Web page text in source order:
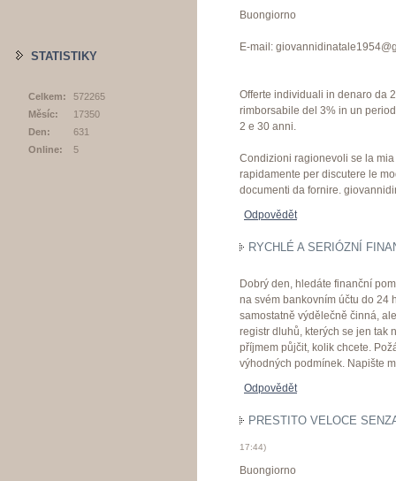
Buongiorno
E-mail:
Offerte individuali in denaro da
rimborsabile del 3% in un
2 e 30 anni.
Condizioni ragionevoli se la
rapidamente per discutere le
documenti da fornire.
Odpovědět
RYCHLÉ A SERIÓZNÍ
Dobrý den, hledáte finanční
na svém bankovním účtu do 24
samostatně výdělečně činná,
registr dluhů, kterých se jen tak
příjmem půjčit, kolik chcete.
výhodných podmínek. Napište
Odpovědět
PRESTITO VELOCE
17:44)
Buongiorno
STATISTIKY
Online: 5
Celkem:
572265
Měsíc:
17350
Den:
631